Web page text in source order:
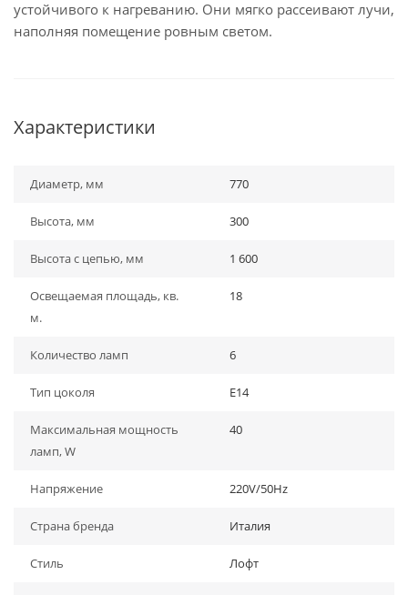
устойчивого к нагреванию. Они мягко рассеивают лучи,
наполняя помещение ровным светом.
Характеристики
Диаметр, мм 770
Высота, мм 300
Высота с цепью, мм 1 600
Освещаемая площадь, кв.
м.
18
Количество ламп 6
Тип цоколя E14
Максимальная мощность
ламп, W
40
Напряжение 220V/50Hz
Страна бренда Италия
Стиль Лофт